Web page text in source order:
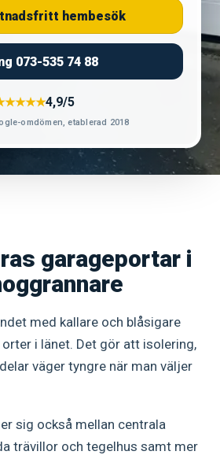
hembesök
073-535 74 88
4,9/5
omdömen, etablerad 2018
garageportar i
med kallare och blåsigare
i länet. Det gör att isolering,
väger tyngre när man väljer
sig också mellan centrala
trävillor och tegelhus samt mer